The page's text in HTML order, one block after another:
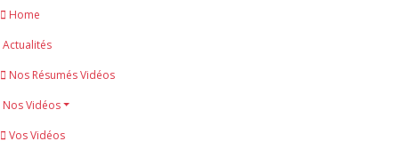
Home
Actualités
Nos Résumés Vidéos
Nos Vidéos
Vos Vidéos